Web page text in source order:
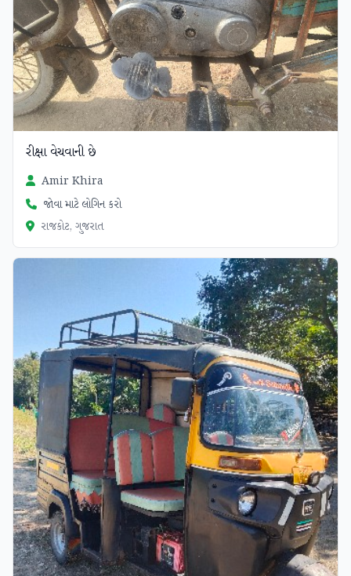
રીક્ષા વેચવાની છે
Amir Khira
જોવા માટે લોગિન કરો
રાજકોટ, ગુજરાત